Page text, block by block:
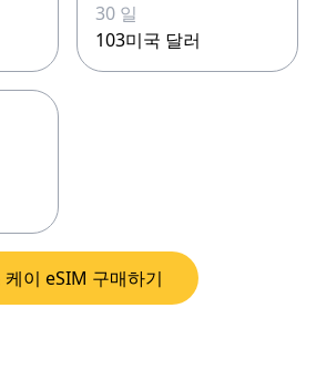
30 일
103미국 달러
이 eSIM 구매하기